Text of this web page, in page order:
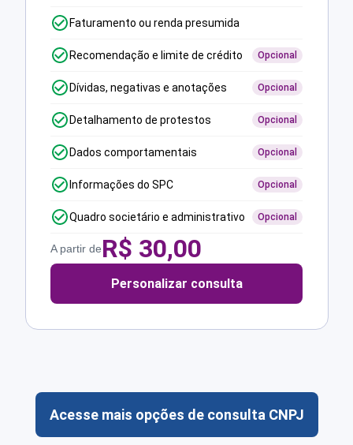
Faturamento ou renda presumida
Recomendação e limite de crédito Opcional
Dívidas, negativas e anotações Opcional
Detalhamento de protestos Opcional
Dados comportamentais Opcional
Informações do SPC Opcional
Quadro societário e administrativo Opcional
A partir deR$ 30,00
Personalizar consulta
Acesse mais opções de consulta CNPJ